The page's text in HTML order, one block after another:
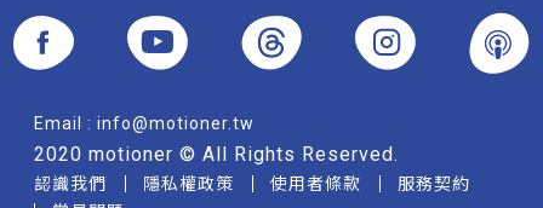
Email : info@motioner.tw
2020 motioner © All Rights Reserved.
認識我們 隱私權政策 使用者條款
服務契約